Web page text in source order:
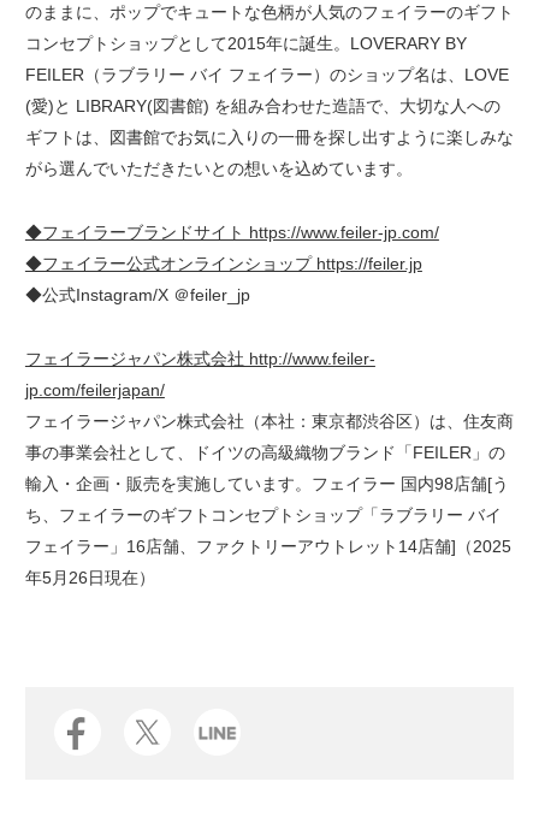
のままに、ポップでキュートな色柄が人気のフェイラーのギフト
コンセプトショップとして2015年に誕生。LOVERARY BY
FEILER（ラブラリー バイ フェイラー）のショップ名は、LOVE
(愛)と LIBRARY(図書館) を組み合わせた造語で、大切な人への
ギフトは、図書館でお気に入りの一冊を探し出すように楽しみな
がら選んでいただきたいとの想いを込めています。
◆フェイラーブランドサイト https://www.feiler-jp.com/
◆フェイラー公式オンラインショップ https://feiler.jp
◆公式Instagram/X ＠feiler_jp
フェイラージャパン株式会社 http://www.feiler-
jp.com/feilerjapan/
フェイラージャパン株式会社（本社：東京都渋谷区）は、住友商
事の事業会社として、ドイツの高級織物ブランド「FEILER」の
輸入・企画・販売を実施しています。フェイラー 国内98店舗[う
ち、フェイラーのギフトコンセプトショップ「ラブラリー バイ
フェイラー」16店舗、ファクトリーアウトレット14店舗]（2025
年5月26日現在）